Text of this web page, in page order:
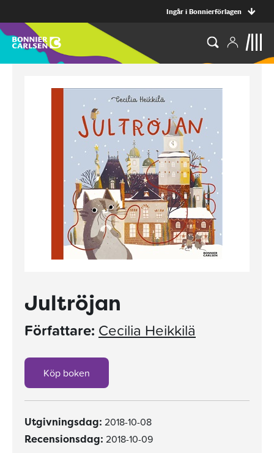
Ingår i Bonnierförlagen
Jultröjan
Författare: Cecilia Heikkilä
Köp boken
Utgivningsdag: 2018-10-08
Recensionsdag: 2018-10-09